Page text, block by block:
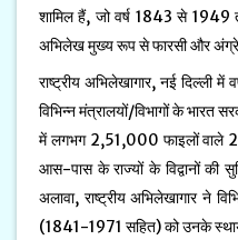
शामिल हैं, जो वर्ष 1843 से
अभिलेख मुख्य रूप से फारसी और
राष्ट्रीय अभिलेखागार, नई
विभिन्न मंत्रालयों/विभागों के भारत
में लगभग 2,51,000 फाइलों वाले
आस-पास के राज्यों के विद्वानों की
अलावा, राष्ट्रीय अभिलेखागार ने
(1841-1971 सहित) को उनके